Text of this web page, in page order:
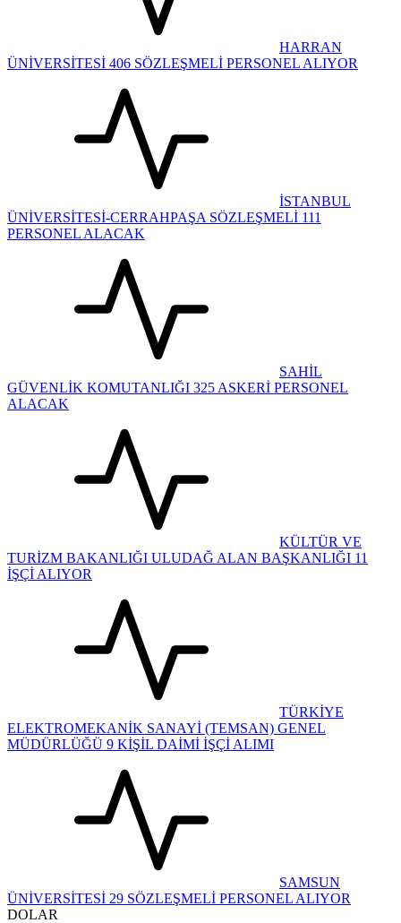
HARRAN
ÜNİVERSİTESİ 406 SÖZLEŞMELİ PERSONEL ALIYOR
İSTANBUL
ÜNİVERSİTESİ-CERRAHPAŞA SÖZLEŞMELİ 111
PERSONEL ALACAK
SAHİL
GÜVENLİK KOMUTANLIĞI 325 ASKERİ PERSONEL
ALACAK
KÜLTÜR VE
TURİZM BAKANLIĞI ULUDAĞ ALAN BAŞKANLIĞI 11
İŞÇİ ALIYOR
TÜRKİYE
ELEKTROMEKANİK SANAYİ (TEMSAN) GENEL
MÜDÜRLÜĞÜ 9 KİŞİL DAİMİ İŞÇİ ALIMI
SAMSUN
ÜNİVERSİTESİ 29 SÖZLEŞMELİ PERSONEL ALIYOR
DOLAR